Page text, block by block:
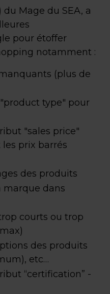
du Mage du SEA, a
pour étoffer
notamment :
(plus de
type" pour
"sales price"
prix barrés
des produits
marque dans
courts ou trop
des produits
etc…
“certification” -